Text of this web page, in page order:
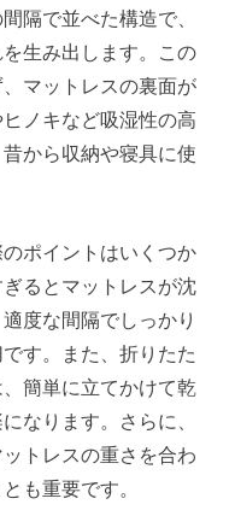
隔で並べた構造で、
生み出します。この
マットレスの裏面が
ノキなど吸湿性の高
から収納や寝具に使
ポイントはいくつか
るとマットレスが沈
度な間隔でしっかり
す。また、折りたた
簡単に立てかけて乾
なります。さらに、
トレスの重さを合わ
も重要です。